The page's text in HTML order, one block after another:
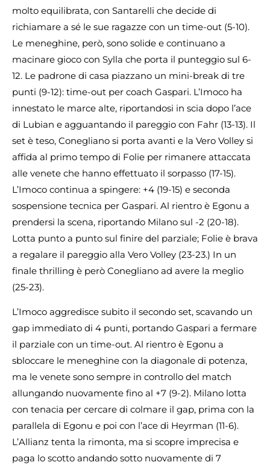
molto equilibrata, con Santarelli che decide di
richiamare a sé le sue ragazze con un time-out (5-10).
Le meneghine, però, sono solide e continuano a
macinare gioco con Sylla che porta il punteggio sul 6-
12. Le padrone di casa piazzano un mini-break di tre
punti (9-12): time-out per coach Gaspari. L’Imoco ha
innestato le marce alte, riportandosi in scia dopo l’ace
di Lubian e agguantando il pareggio con Fahr (13-13). Il
set è teso, Conegliano si porta avanti e la Vero Volley si
affida al primo tempo di Folie per rimanere attaccata
alle venete che hanno effettuato il sorpasso (17-15).
L’Imoco continua a spingere: +4 (19-15) e seconda
sospensione tecnica per Gaspari. Al rientro è Egonu a
prendersi la scena, riportando Milano sul -2 (20-18).
Lotta punto a punto sul finire del parziale; Folie è brava
a regalare il pareggio alla Vero Volley (23-23.) In un
finale thrilling è però Conegliano ad avere la meglio
(25-23).
L’Imoco aggredisce subito il secondo set, scavando un
gap immediato di 4 punti, portando Gaspari a fermare
il parziale con un time-out. Al rientro è Egonu a
sbloccare le meneghine con la diagonale di potenza,
ma le venete sono sempre in controllo del match
allungando nuovamente fino al +7 (9-2). Milano lotta
con tenacia per cercare di colmare il gap, prima con la
parallela di Egonu e poi con l’ace di Heyrman (11-6).
L’Allianz tenta la rimonta, ma si scopre imprecisa e
paga lo scotto andando sotto nuovamente di 7